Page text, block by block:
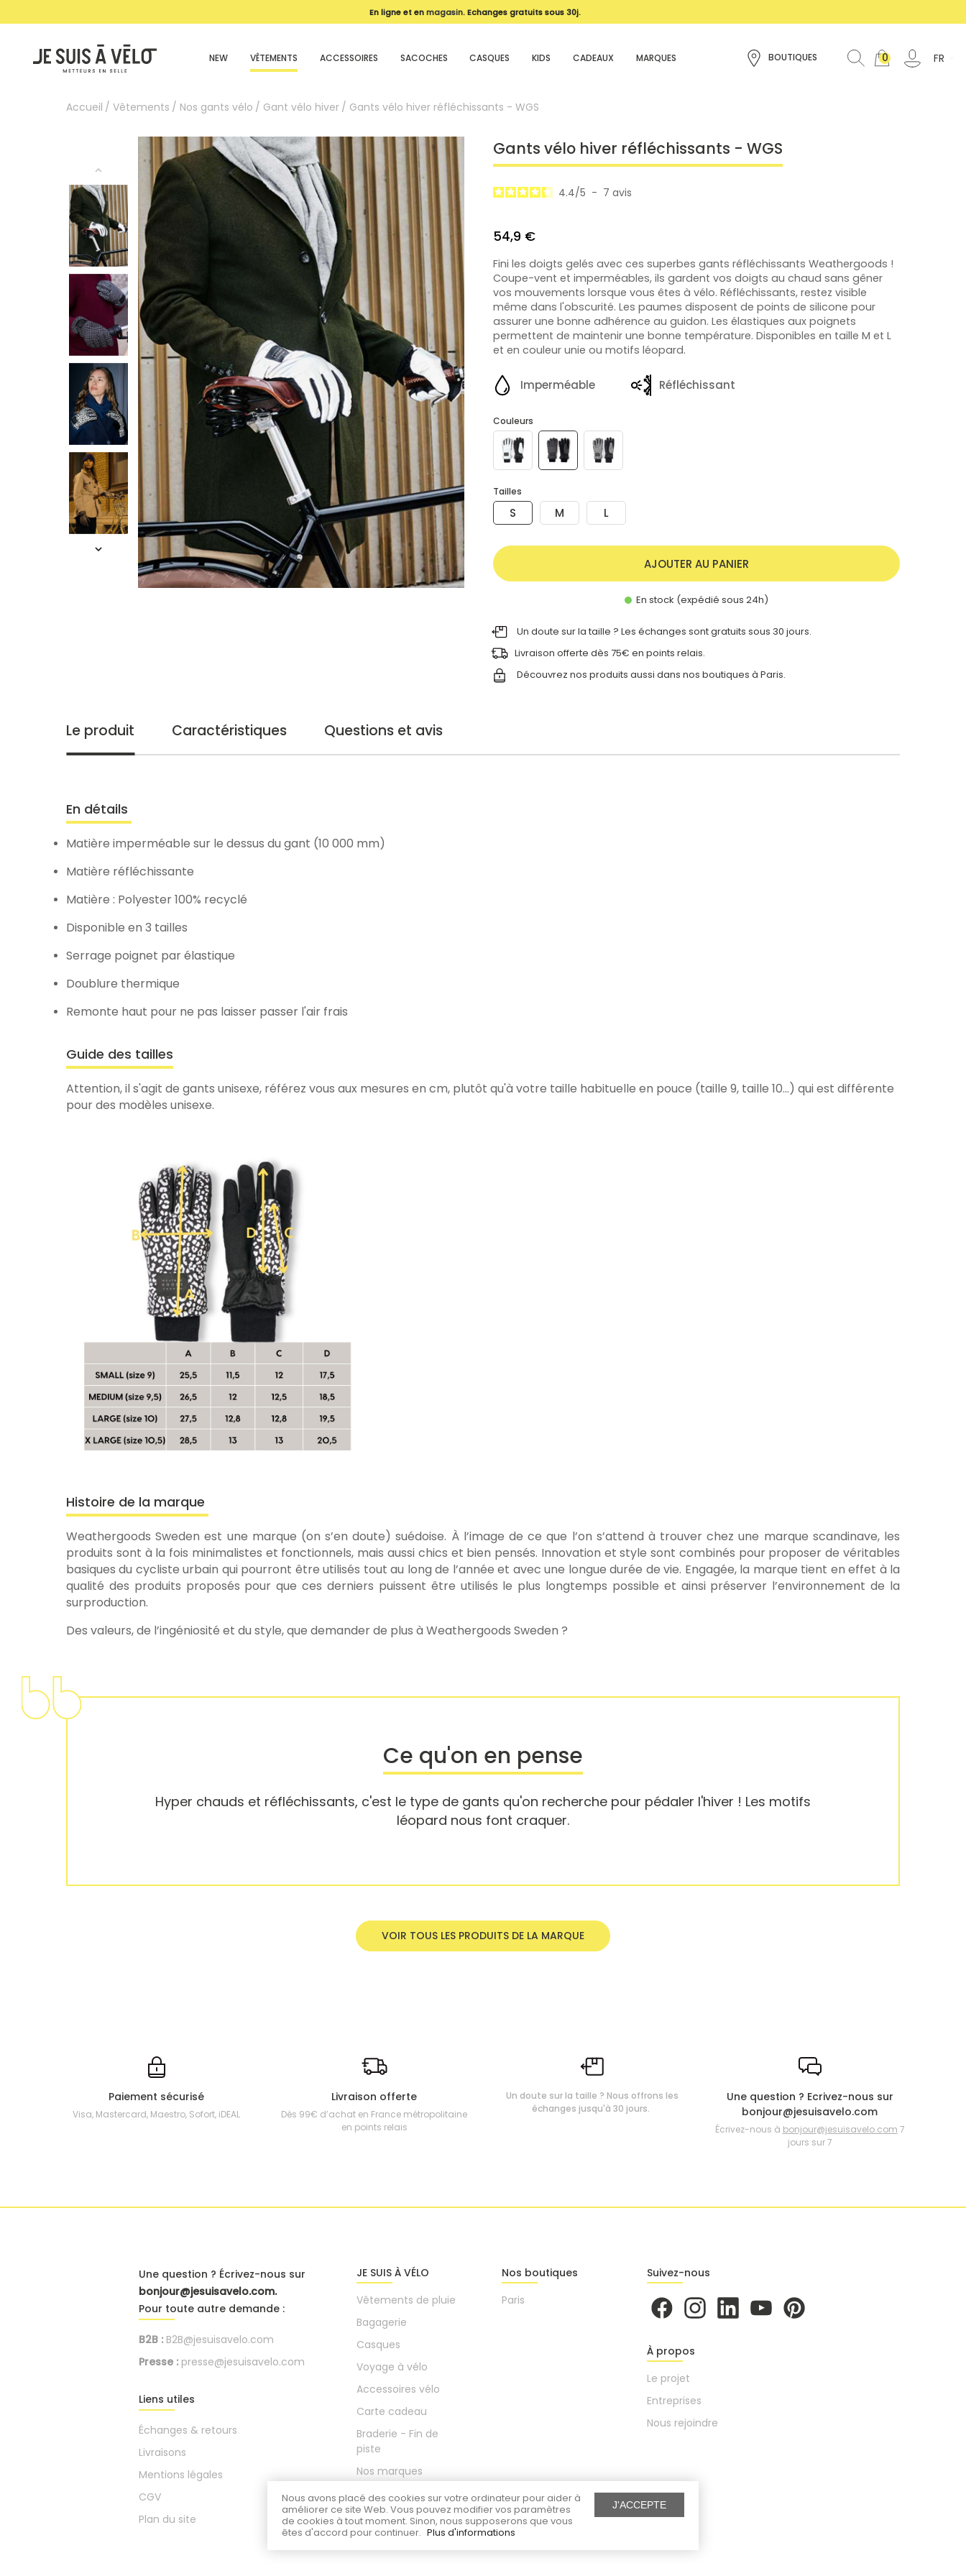
J'ACCEPTE
Nous avons placé des cookies sur votre ordinateur pour aider à
améliorer ce site Web. Vous pouvez modifier vos paramètres
de cookies à tout moment. Sinon, nous supposerons que vous
êtes d'accord pour continuer. Plus d'informations
En ligne et enmagasin. Echanges gratuits sous 30j.
NEW VÊTEMENTS ACCESSOIRES SACOCHES CASQUES KIDS CADEAUX MARQUES BOUTIQUES 0 FR
Accueil Vêtements Nos gants vélo Gant vélo hiver Gants vélo hiver réfléchissants - WGS
Gants vélo hiver réfléchissants - WGS
4.4/5 - 7 avis
54,9 €
Fini les doigts gelés avec ces superbes gants réfléchissants Weathergoods !
Coupe-vent et imperméables, ils gardent vos doigts au chaud sans gêner
vos mouvements lorsque vous êtes à vélo. Réfléchissants, restez visible
même dans l'obscurité. Les paumes disposent de points de silicone pour
assurer une bonne adhérence au guidon. Les élastiques aux poignets
permettent de maintenir une bonne température. Disponibles en taille M et L
et en couleur unie ou motifs léopard.
Imperméable Réfléchissant
Couleurs
Tailles
S M L
AJOUTER AU PANIER
En stock (expédié sous 24h)
Un doute sur la taille ? Les échanges sont gratuits sous 30 jours.
Livraison offerte dès 75€ en points relais.
Découvrez nos produits aussi dans nos boutiques à Paris.
Le produit Caractéristiques Questions et avis
En détails
Matière imperméable sur le dessus du gant (10 000 mm)
Matière réfléchissante
Matière : Polyester 100% recyclé
Disponible en 3 tailles
Serrage poignet par élastique
Doublure thermique
Remonte haut pour ne pas laisser passer l'air frais
Guide des tailles
Attention, il s'agit de gants unisexe, référez vous aux mesures en cm, plutôt qu'à votre taille habituelle en pouce (taille 9, taille 10...) qui est différente
pour des modèles unisexe.
Histoire de la marque
Weathergoods Sweden est une marque (on s’en doute) suédoise. À l’image de ce que l’on s’attend à trouver chez une marque scandinave, les
produits sont à la fois minimalistes et fonctionnels, mais aussi chics et bien pensés. Innovation et style sont combinés pour proposer de véritables
basiques du cycliste urbain qui pourront être utilisés tout au long de l’année et avec une longue durée de vie. Engagée, la marque tient en effet à la
qualité des produits proposés pour que ces derniers puissent être utilisés le plus longtemps possible et ainsi préserver l’environnement de la
surproduction.
Des valeurs, de l’ingéniosité et du style, que demander de plus à Weathergoods Sweden ?
Ce qu'on en pense
Hyper chauds et réfléchissants, c'est le type de gants qu'on recherche pour pédaler l'hiver ! Les motifs
léopard nous font craquer.
VOIR TOUS LES PRODUITS DE LA MARQUE
Paiement sécurisé
Visa, Mastercard, Maestro, Sofort, iDEAL
Livraison offerte
Dès 99€ d’achat en France métropolitaine
en points relais
Un doute sur la taille ? Nous offrons les
échanges jusqu'à 30 jours.
Une question ? Ecrivez-nous sur
bonjour@jesuisavelo.com
Écrivez-nous à bonjour@jesuisavelo.com 7
jours sur 7
Une question ? Écrivez-nous sur
bonjour@jesuisavelo.com.
Pour toute autre demande :
B2B : B2B@jesuisavelo.com
Presse : presse@jesuisavelo.com
Liens utiles
Échanges & retours
Livraisons
Mentions légales
CGV
Plan du site
JE SUIS À VÉLO
Vêtements de pluie
Bagagerie
Casques
Voyage à vélo
Accessoires vélo
Carte cadeau
Braderie - Fin de
piste
Nos marques
Le blog
Nos boutiques
Paris
Suivez-nous
À propos
Le projet
Entreprises
Nous rejoindre